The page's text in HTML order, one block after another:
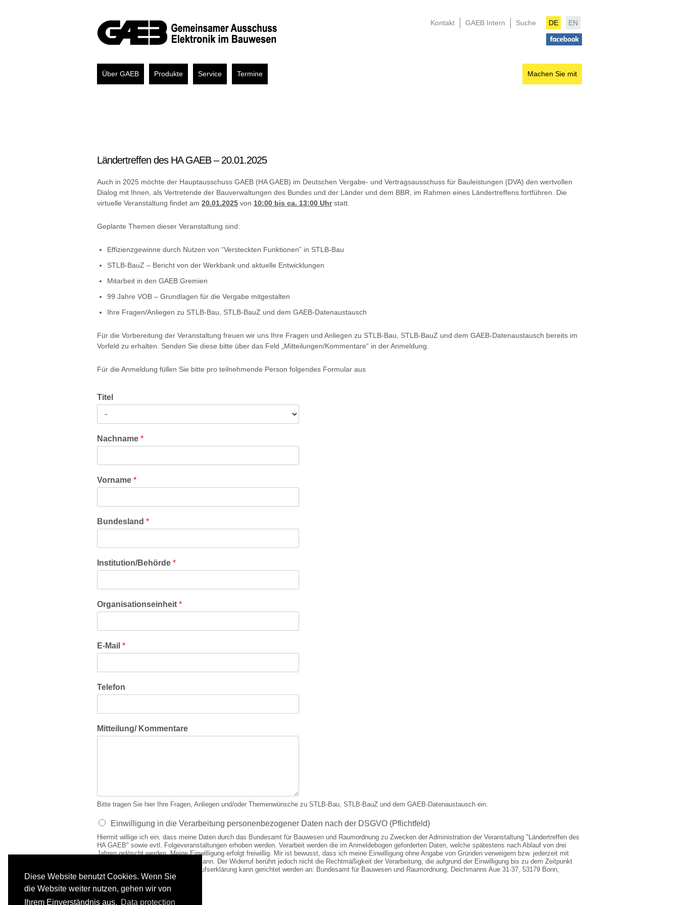
Diese Website benutzt Cookies. Wenn Sie
die Website weiter nutzen, gehen wir von
Ihrem Einverständnis aus. Data protection
Kontakt GAEB Intern Suche DE EN
Über GAEB Produkte Service Termine Machen Sie mit
Ländertreffen des HA GAEB – 20.01.2025
Auch in 2025 möchte der Hauptausschuss GAEB (HA GAEB) im Deutschen Vergabe- und Vertragsausschuss für Bauleistungen (DVA) den wertvollen
Dialog mit Ihnen, als Vertretende der Bauverwaltungen des Bundes und der Länder und dem BBR, im Rahmen eines Ländertreffens fortführen. Die
virtuelle Veranstaltung findet am 20.01.2025 von 10:00 bis ca. 13:00 Uhrstatt.
Geplante Themen dieser Veranstaltung sind:
Effizienzgewinne durch Nutzen von “Versteckten Funktionen” in STLB-Bau
STLB-BauZ – Bericht von der Werkbank und aktuelle Entwicklungen
Mitarbeit in den GAEB Gremien
99 Jahre VOB – Grundlagen für die Vergabe mitgestalten
Ihre Fragen/Anliegen zu STLB-Bau, STLB-BauZ und dem GAEB-Datenaustausch
Für die Vorbereitung der Veranstaltung freuen wir uns Ihre Fragen und Anliegen zu STLB-Bau, STLB-BauZ und dem GAEB-Datenaustausch bereits im
Vorfeld zu erhalten. Senden Sie diese bitte über das Feld „Mitteilungen/Kommentare“ in der Anmeldung.
Für die Anmeldung füllen Sie bitte pro teilnehmende Person folgendes Formular aus
Titel
Nachname *
Vorname *
Bundesland *
Institution/Behörde *
Organisationseinheit *
E-Mail *
Telefon
Mitteilung/ Kommentare
Bitte tragen Sie hier Ihre Fragen, Anliegen und/oder Themenwünsche zu STLB-Bau, STLB-BauZ und dem GAEB-Datenaustausch ein.
Einwilligung in die Verarbeitung personenbezogener Daten nach der DSGVO (Pflichtfeld)
Hiermit willige ich ein, dass meine Daten durch das Bundesamt für Bauwesen und Raumordnung zu Zwecken der Administration der Veranstaltung "Ländertreffen des
HA GAEB" sowie evtl. Folgeveranstaltungen erhoben werden. Verarbeit werden die im Anmeldebogen geforderten Daten, welche spätestens nach Ablauf von drei
Jahren gelöscht werden. Meine Einwilligung erfolgt freiwillig. Mir ist bewusst, dass ich meine Einwilligung ohne Angabe von Gründen verweigern bzw. jederzeit mit
Wirkung für die Zukunft widerrufen kann. Der Widerruf berührt jedoch nicht die Rechtmäßigkeit der Verarbeitung, die aufgrund der Einwilligung bis zu dem Zeitpunkt
des Widerrufs erfolgt ist. Die Widerrufserklärung kann gerichtet werden an: Bundesamt für Bauwesen und Raumordnung, Deichmanns Aue 31-37, 53179 Bonn,
gaeb@bbr.bund.de